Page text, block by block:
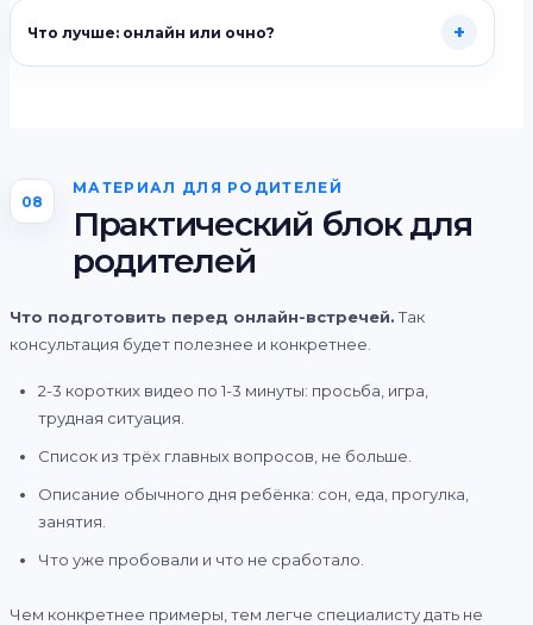
Что лучше: онлайн или очно? +
08
МАТЕРИАЛ ДЛЯ РОДИТЕЛЕЙ
Практический блок для
родителей
Что подготовить перед онлайн-встречей.Так
консультация будет полезнее и конкретнее.
2-3 коротких видео по 1-3 минуты: просьба, игра,
трудная ситуация.
Список из трёх главных вопросов, не больше.
Описание обычного дня ребёнка: сон, еда, прогулка,
занятия.
Что уже пробовали и что не сработало.
Чем конкретнее примеры, тем легче специалисту дать не